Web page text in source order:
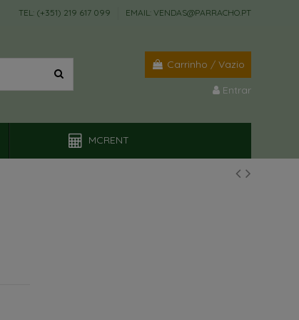
TEL: (+351) 219 617 099 EMAIL: VENDAS@PARRACHO.PT
Carrinho / Vazio
Entrar
MCRENT